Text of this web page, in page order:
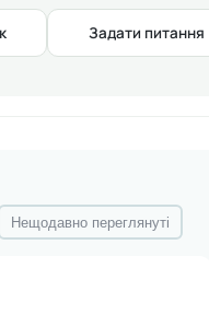
КРАЇ.
Задати питання
Нещодавно переглянуті